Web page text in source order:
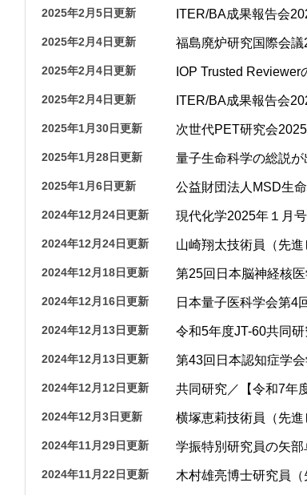
情報公開請求手続につい
公開事項
附帯決議等をふまえた総
動物実験に関する情報
2025年2月5日更新 ITER/BA成果報告会
2025年2月4日更新 福島廃炉研究国際会
2025年2月4日更新 IOP Trusted Reviewer
2025年2月4日更新 ITER/BA成果報告会
2025年1月30日更新 次世代PET研究会
2025年1月28日更新 量子生命科学の総説
2025年1月6日更新 公益財団法人MSD生
2024年12月24日更新 現代化学2025年１月
2024年12月24日更新 山崎翔太技術員（先
2024年12月18日更新 第25回日本脳神経核
2024年12月16日更新 日本量子医科学会第4
2024年12月13日更新 令和5年度JT-60共同
2024年12月13日更新 第43回日本認知症学
2024年12月12日更新 共同研究／【令和7年
2024年12月3日更新 横塚恵莉技術員（先
2024年11月29日更新 学振特別研究員の矢部
2024年11月22日更新 木村雄亮博士研究員